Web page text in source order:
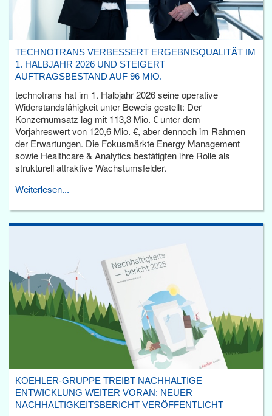
TECHNOTRANS VERBESSERT ERGEBNISQUALITÄT IM
1. HALBJAHR 2026 UND STEIGERT
AUFTRAGSBESTAND AUF 96 MIO.
technotrans hat im 1. Halbjahr 2026 seine operative
Widerstandsfähigkeit unter Beweis gestellt: Der
Konzernumsatz lag mit 113,3 Mio. € unter dem
Vorjahreswert von 120,6 Mio. €, aber dennoch im Rahmen
der Erwartungen. Die Fokusmärkte Energy Management
sowie Healthcare & Analytics bestätigten ihre Rolle als
strukturell attraktive Wachstumsfelder.
Weiterlesen...
KOEHLER-GRUPPE TREIBT NACHHALTIGE
ENTWICKLUNG WEITER VORAN: NEUER
NACHHALTIGKEITSBERICHT VERÖFFENTLICHT